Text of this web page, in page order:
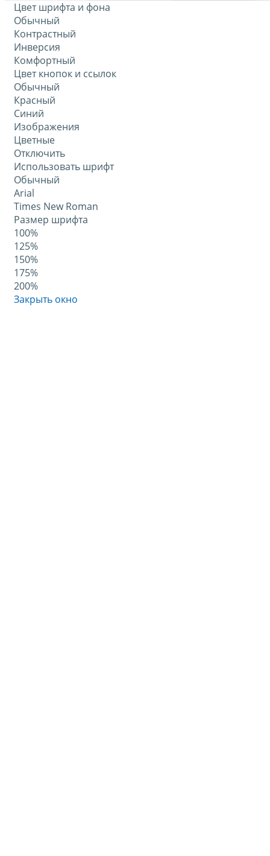
Цвет шрифта и фона
Обычный
Контрастный
Инверсия
Комфортный
Цвет кнопок и ссылок
Обычный
Красный
Синий
Изображения
Цветные
Отключить
Использовать шрифт
Обычный
Arial
Times New Roman
Размер шрифта
100%
125%
150%
175%
200%
Закрыть окно